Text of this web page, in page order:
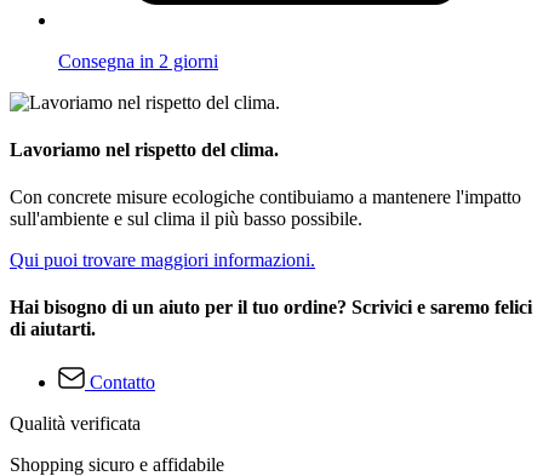
Consegna in 2 giorni
Lavoriamo nel rispetto del clima.
Con concrete misure ecologiche contibuiamo a mantenere l'impatto
sull'ambiente e sul clima il più basso possibile.
Qui puoi trovare maggiori informazioni.
Hai bisogno di un aiuto per il tuo ordine? Scrivici e saremo felici
di aiutarti.
Contatto
Qualità verificata
Shopping sicuro e affidabile